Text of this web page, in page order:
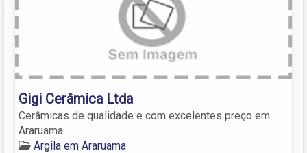
Gigi Cerâmica Ltda
Cerâmicas de qualidade e com excelentes preço em
Araruama.
Argila em Araruama